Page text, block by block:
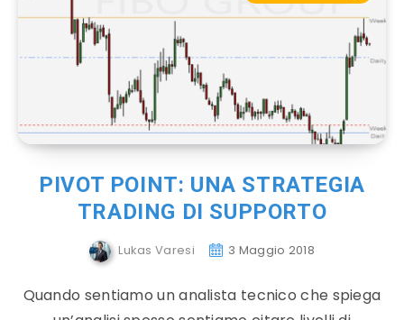
PIVOT POINT: UNA STRATEGIA
TRADING DI SUPPORTO
Lukas Varesi 3 Maggio 2018
Quando sentiamo un analista tecnico che spiega